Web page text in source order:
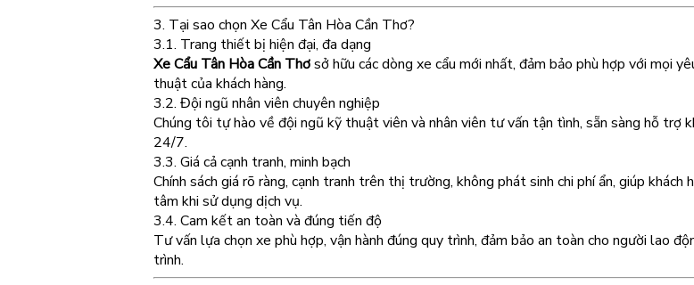
3. Tại sao chọn Xe Cẩu Tân Hòa Cần Thơ?
3.1. Trang thiết bị hiện đại, đa dạng
Xe Cẩu Tân Hòa Cần Thơsở hữu các dòng xe cẩu mới nhất, đảm bảo phù hợp với mọi
thuật của khách hàng.
3.2. Đội ngũ nhân viên chuyên nghiệp
Chúng tôi tự hào về đội ngũ kỹ thuật viên và nhân viên tư vấn tận tình, sẵn sàng hỗ trợ
24/7.
3.3. Giá cả cạnh tranh, minh bạch
Chính sách giá rõ ràng, cạnh tranh trên thị trường, không phát sinh chi phí ẩn, giúp khách
tâm khi sử dụng dịch vụ.
3.4. Cam kết an toàn và đúng tiến độ
Tư vấn lựa chọn xe phù hợp, vận hành đúng quy trình, đảm bảo an toàn cho người lao
trình.